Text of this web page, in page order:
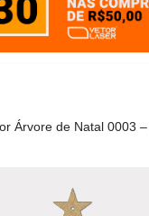
Árvore de Natal 0003